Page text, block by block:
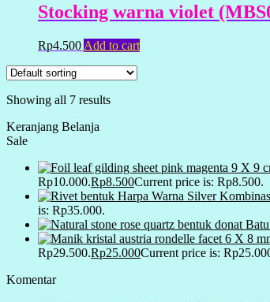
Stocking warna violet
Rp4.500 Add to cart
Showing all 7 results
Keranjang Belanja
Sale
Rp10.000.Rp8.500Current price is: Rp8.500.
is: Rp35.000.
Rp29.500.Rp25.000Current price is:
Komentar